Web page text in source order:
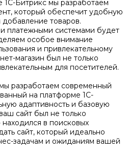
Битрикс мы разработаем
который обеспечит удобную
товаров.
платежными системами будет
особое внимание
и привлекательному
магазин был не только
для посетителей.
разработаем современный
на платформе 1С-
адаптивность и базовую
сайт был не только
в поисковых
сайт, который идеально
задачам и ожиданиям вашей